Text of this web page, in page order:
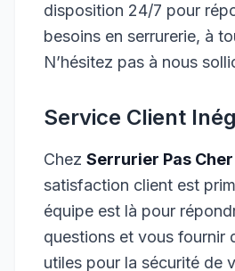
disposition 24/7 pour
besoins en serrurerie, à
N’hésitez pas à nous
Service Client
Chez Serrurier Pas
satisfaction client est
équipe est là pour
questions et vous fournir
utiles pour la sécurité de